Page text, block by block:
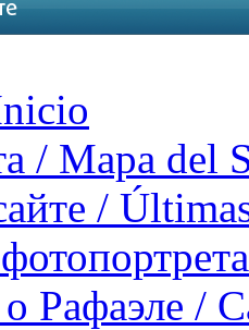
/ Mapa del
/
Рафаэле /